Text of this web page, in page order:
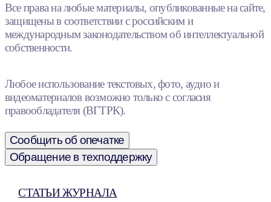
Все права на любые материалы, опубликованные на сайте,
защищены в соответствии с российским и
международным законодательством об интеллектуальной
собственности.
Любое использование текстовых, фото, аудио и
видеоматериалов возможно только с согласия
правообладателя (ВГТРК).
Сообщить об опечатке
Обращение в техподдержку
СТАТЬИ ЖУРНАЛА